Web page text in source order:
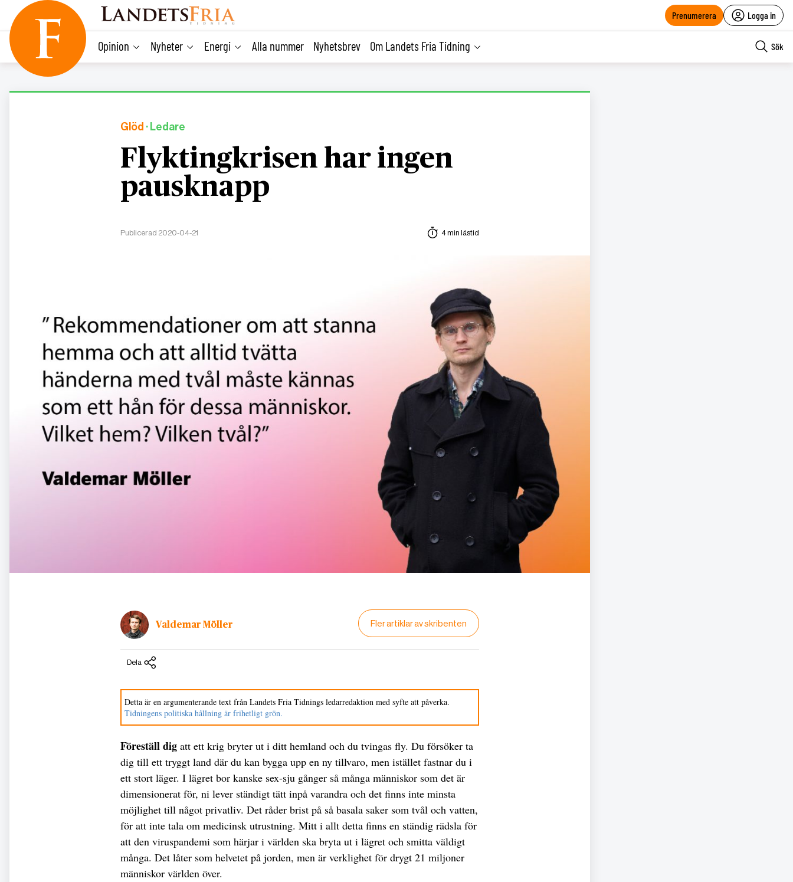
content
Prenumerera Logga in
Opinion Nyheter Energi Alla nummer Nyhetsbrev Om Landets Fria Tidning Sök
Glöd · Ledare
Flyktingkrisen har ingen
pausknapp
Publicerad 2020-04-21 4 min lästid
Valdemar Möller Fler artiklar av skribenten
Dela
Detta är en argumenterande text från Landets Fria Tidnings ledarredaktion med syfte att påverka.
Tidningens politiska hållning är frihetligt grön.
Föreställ dig att ett krig bryter ut i ditt hemland och du tvingas fly. Du försöker ta
dig till ett tryggt land där du kan bygga upp en ny tillvaro, men istället fastnar du i
ett stort läger. I lägret bor kanske sex-sju gånger så många människor som det är
dimensionerat för, ni lever ständigt tätt inpå varandra och det finns inte minsta
möjlighet till något privatliv. Det råder brist på så basala saker som tvål och vatten,
för att inte tala om medicinsk utrustning. Mitt i allt detta finns en ständig rädsla för
att den viruspandemi som härjar i världen ska bryta ut i lägret och smitta väldigt
många. Det låter som helvetet på jorden, men är verklighet för drygt 21 miljoner
människor världen över.